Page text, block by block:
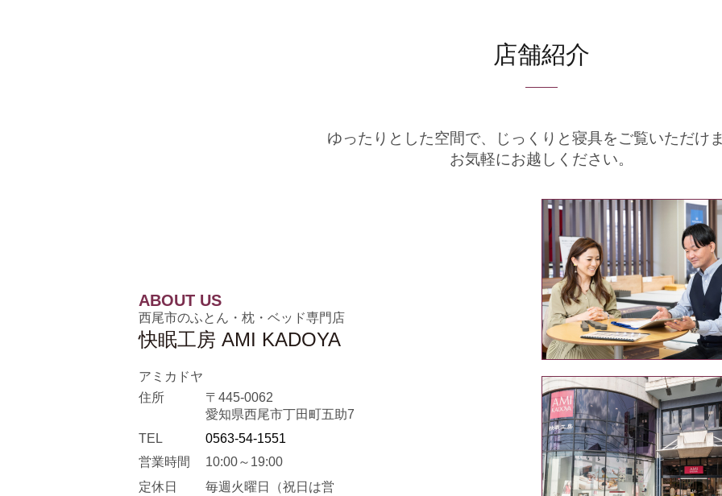
店舗紹介
ゆったりとした空間で、
じっくりと寝具をご覧いただけ
お気軽にお越しください。
ABOUT US
西尾市のふとん・枕・ベッド専門店
快眠工房 AMI KADOYA
アミカドヤ
住所
〒445-0062
愛知県西尾市丁田町五助7
TEL
0563-54-1551
営業時間
10:00～19:00
定休日
毎週火曜日
（祝日は営